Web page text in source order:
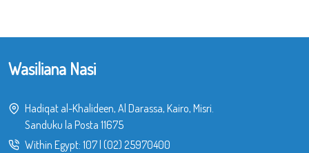
Wasiliana Nasi
Hadiqat al-Khalideen, Al Darassa, Kairo, Misri.
Sanduku la Posta 11675
Within Egypt: 107| (02) 25970400